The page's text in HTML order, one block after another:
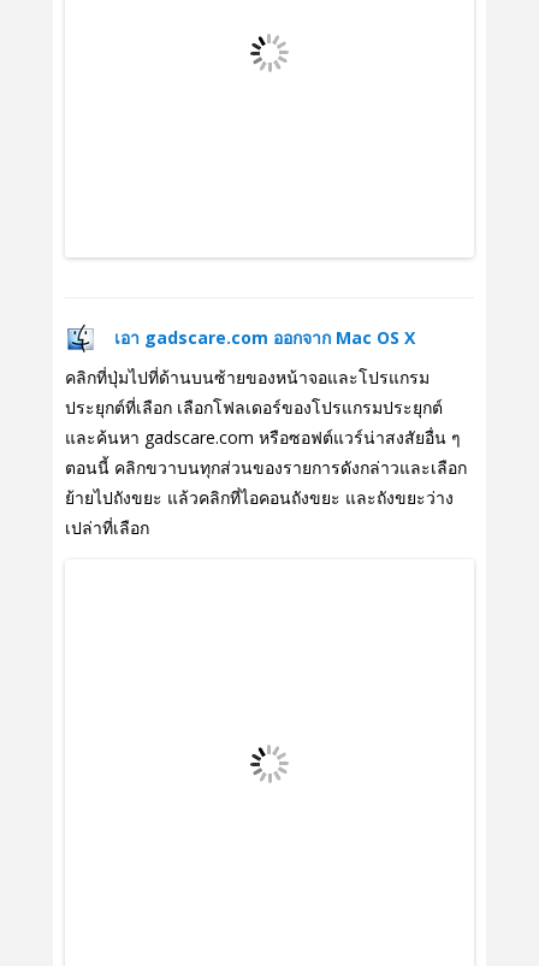
เอา gadscare.com ออกจาก Mac OS X
คลิกที่ปุ่มไปที่ด้านบนซ้ายของหน้าจอและโปรแกรม
ประยุกต์ที่เลือก เลือกโฟลเดอร์ของโปรแกรมประยุกต์
และค้นหา gadscare.com หรือซอฟต์แวร์น่าสงสัยอื่น ๆ
ตอนนี้ คลิกขวาบนทุกส่วนของรายการดังกล่าวและเลือก
ย้ายไปถังขยะ แล้วคลิกที่ไอคอนถังขยะ และถังขยะว่าง
เปล่าที่เลือก